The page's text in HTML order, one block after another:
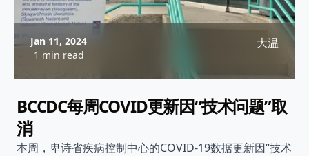
Jan 11, 2024
1 min read
大温
BCCDC每周COVID更新因“技术问题”取
消
本周，卑诗省疾病控制中心的COVID-19数据更新因“技术